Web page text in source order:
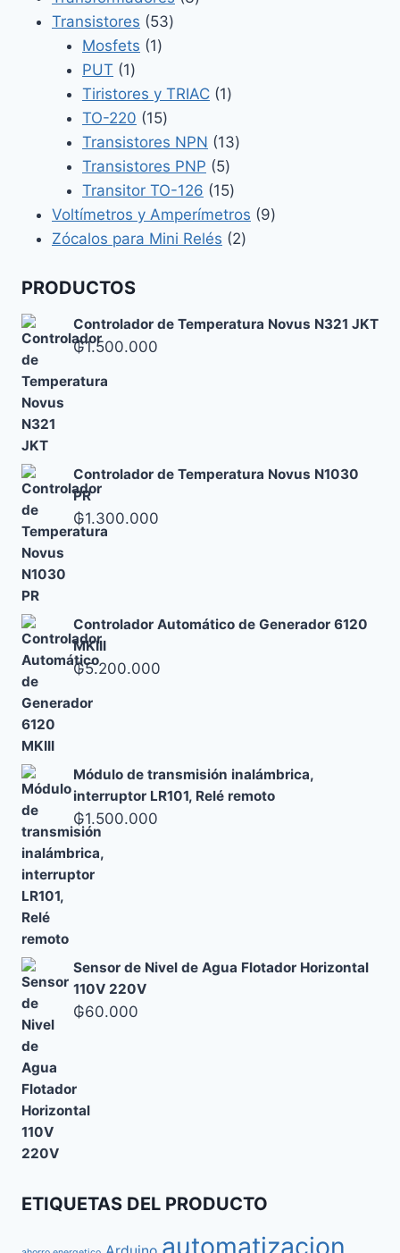
Transistores 5353
Mosfets 11
PUT 11
producto
Tiristores y TRIAC 11
TO-220 1515
productos
Transistores NPN 1313
Transistores PNP 55
productos
Transitor TO-126 1515
productos
Voltímetros y Amperímetros 99
Zócalos para Mini Relés 22
PRODUCTOS
Controlador de Temperatura Novus N321 JKT
₲1.500.000
Controlador de Temperatura Novus N1030
PR
₲1.300.000
Controlador Automático de Generador 6120
MKIII
₲5.200.000
Módulo de transmisión inalámbrica,
interruptor LR101, Relé remoto
₲1.500.000
Sensor de Nivel de Agua Flotador Horizontal
110V 220V
₲60.000
ETIQUETAS DEL PRODUCTO
automatizacion